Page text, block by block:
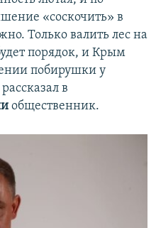
«соскочить» в
Только валить лес на
порядок, и Крым
побирушки у
в
общественник.